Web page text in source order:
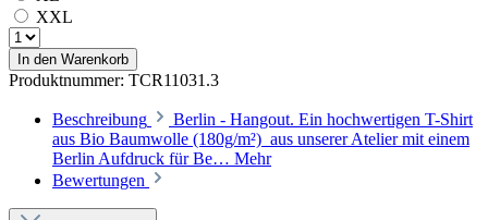
XXL
In den Warenkorb
Produktnummer: TCR11031.3
Beschreibung
Berlin - Hangout. Ein hochwertigen T-Shirt
aus Bio Baumwolle (180g/m²) aus unserer Atelier mit einem
Berlin Aufdruck für Be… Mehr
Bewertungen